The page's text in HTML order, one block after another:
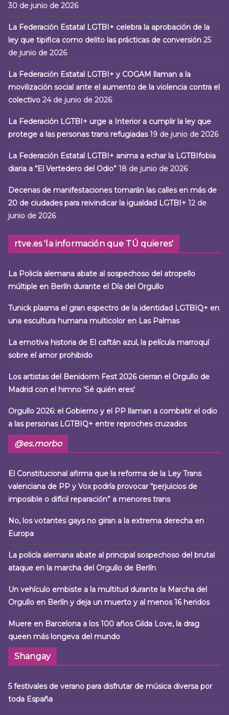
30 de junio de 2026
La Federación Estatal LGTBI+ celebra la aprobación de la
ley que tipifica como delito las prácticas de conversión 25
de junio de 2026
La Federación Estatal LGTBI+ y COGAM llaman a la
movilización social ante el aumento de la violencia contra el
colectivo 24 de junio de 2026
La Federación LGTBI+ urge a Interior a cumplir la ley que
protege a las personas trans refugiadas 19 de junio de 2026
La Federación Estatal LGTBI+ anima a echar la LGTBIfobia
diaria a “El Vertedero del Odio” 18 de junio de 2026
Decenas de manifestaciones tomarán las calles en más de
20 de ciudades para reivindicar la igualdad LGTBI+ 12 de
junio de 2026
rtve.es 'la información que TÚ quieres'
La Policía alemana abate al sospechoso del atropello
múltiple en Berlín durante el Día del Orgullo
Tunick plasma el gran espectro de la identidad LGTBIQ+ en
una escultura humana multicolor en Las Palmas
La emotiva historia de El caftán azul, la película marroquí
sobre el amor prohibido
Los artistas del Benidorm Fest 2026 cierran el Orgullo de
Madrid con el himno 'Sé quién eres'
Orgullo 2026: el Gobierno y el PP llaman a combatir el odio
a las personas LGTBIQ+ entre reproches cruzados
@es.morbo
El Constitucional afirma que la reforma de la Ley Trans
valenciana de PP y Vox podría provocar “perjuicios de
imposible o difícil reparación” a menores trans
No, los votantes gays no giran a la extrema derecha en
Europa
La policía alemana abate al principal sospechoso del brutal
ataque en la marcha del Orgullo de Berlín
Un vehículo embiste a la multitud durante la Marcha del
Orgullo en Berlín y deja un muerto y al menos 16 heridos
Muere en Barcelona a los 100 años Gilda Love, la drag
queen más longeva del mundo
Shangay
5 festivales de verano para disfrutar de música diversa por
toda España